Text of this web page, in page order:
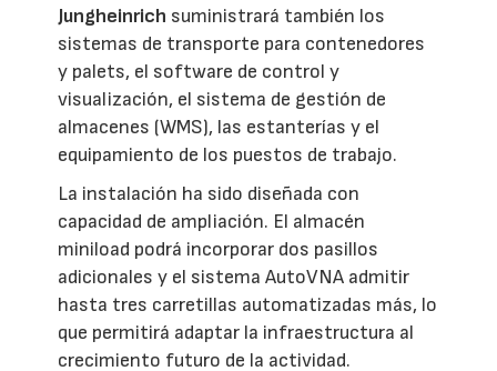
Jungheinrich suministrará también los
sistemas de transporte para contenedores
y palets, el software de control y
visualización, el sistema de gestión de
almacenes (WMS), las estanterías y el
equipamiento de los puestos de trabajo.
La instalación ha sido diseñada con
capacidad de ampliación. El almacén
miniload podrá incorporar dos pasillos
adicionales y el sistema AutoVNA admitir
hasta tres carretillas automatizadas más, lo
que permitirá adaptar la infraestructura al
crecimiento futuro de la actividad.